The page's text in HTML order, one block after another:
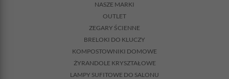
NASZE MARKI
OUTLET
ZEGARY ŚCIENNE
BRELOKI DO KLUCZY
KOMPOSTOWNIKI DOMOWE
ŻYRANDOLE KRYSZTAŁOWE
LAMPY SUFITOWE DO SALONU